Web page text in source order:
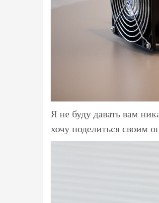
Я не буду давать вам
хочу поделиться своим